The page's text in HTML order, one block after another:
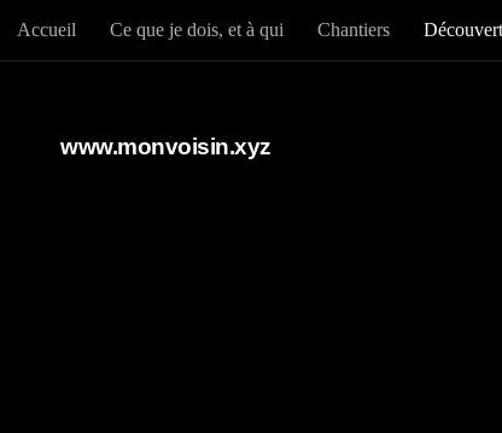
Au dessous du contenu
Accueil Ce que je dois, et à qui Chantiers
www.monvoisin.xyz
« La